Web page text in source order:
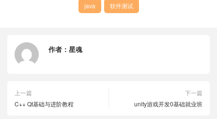
java 软件测试
作者： 星魂
上一篇
C++ Qt基础与进阶教程
下一篇
unity游戏开发0基础就业班